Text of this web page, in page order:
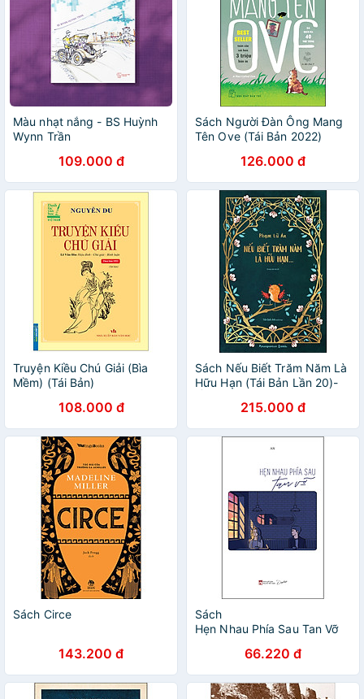
Màu nhạt nắng - BS Huỳnh
Wynn Trần
109.000 đ
Sách Người Đàn Ông Mang
Tên Ove (Tái Bản 2022)
126.000 đ
Truyện Kiều Chú Giải (Bìa
Mềm) (Tái Bản)
108.000 đ
Sách Nếu Biết Trăm Năm Là
Hữu Hạn (Tái Bản Lần 20)-
215.000 đ
Sách Circe
143.200 đ
Sách
Hẹn Nhau Phía Sau Tan Vỡ
66.220 đ